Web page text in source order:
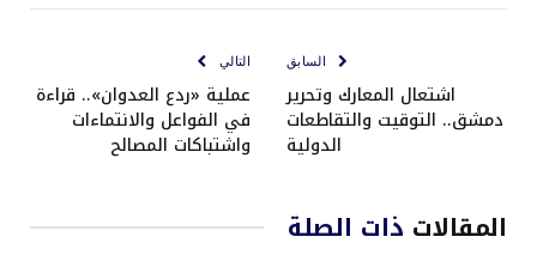
السابق
اشتعال المعارك وتحرير
دمشق.. التوقيت والتقاطعات
الدولية
التالي
عملية «ردع العدوان».. قراءة
في الفواعل والانتماءات
واشتباكات المصالح
المقالات ذات الصلة